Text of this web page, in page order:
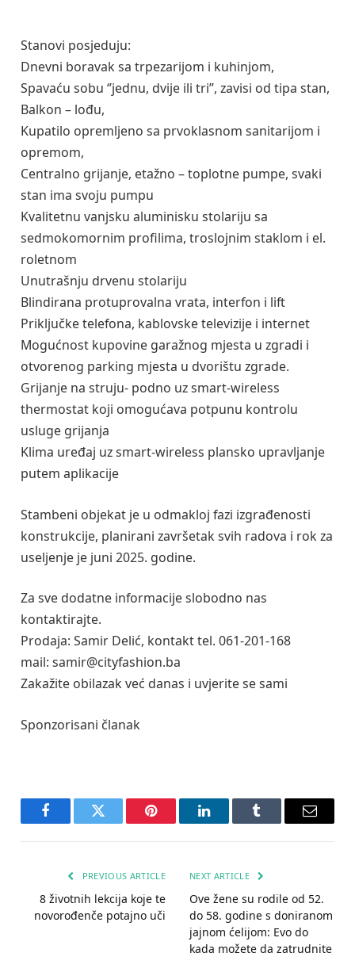
Stanovi posjeduju:
Dnevni boravak sa trpezarijom i kuhinjom,
Spavaću sobu ‘’jednu, dvije ili tri’’, zavisi od tipa stan,
Balkon – lođu,
Kupatilo opremljeno sa prvoklasnom sanitarijom i
opremom,
Centralno grijanje, etažno – toplotne pumpe, svaki
stan ima svoju pumpu
Kvalitetnu vanjsku aluminisku stolariju sa
sedmokomornim profilima, troslojnim staklom i el.
roletnom
Unutrašnju drvenu stolariju
Blindirana protuprovalna vrata, interfon i lift
Priključke telefona, kablovske televizije i internet
Mogućnost kupovine garažnog mjesta u zgradi i
otvorenog parking mjesta u dvorištu zgrade.
Grijanje na struju- podno uz smart-wireless
thermostat koji omogućava potpunu kontrolu
usluge grijanja
Klima uređaj uz smart-wireless plansko upravljanje
putem aplikacije
Stambeni objekat je u odmakloj fazi izgrađenosti
konstrukcije, planirani završetak svih radova i rok za
useljenje je juni 2025. godine.
Za sve dodatne informacije slobodno nas
kontaktirajte.
Prodaja: Samir Delić, kontakt tel. 061-201-168
mail: samir@cityfashion.ba
Zakažite obilazak već danas i uvjerite se sami
Sponzorisani članak
FacebookTwitter Pinterest LinkedInTumblr Email
PREVIOUS ARTICLE
8 životnih lekcija koje te
novorođenče potajno uči
NEXT ARTICLE
Ove žene su rodile od 52.
do 58. godine s doniranom
jajnom ćelijom: Evo do
kada možete da zatrudnite